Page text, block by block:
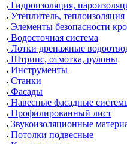
Гидроизоляция,
Утеплитель, теплоизоляция
Элементы безопасности
Водосточная система
Лотки дренажные
Штрипс, отмотка, рулоны
Инструменты
Станки
Фасады
Навесные фасадные
Профилированный лист
Звукоизоляционные
Потолки подвесные